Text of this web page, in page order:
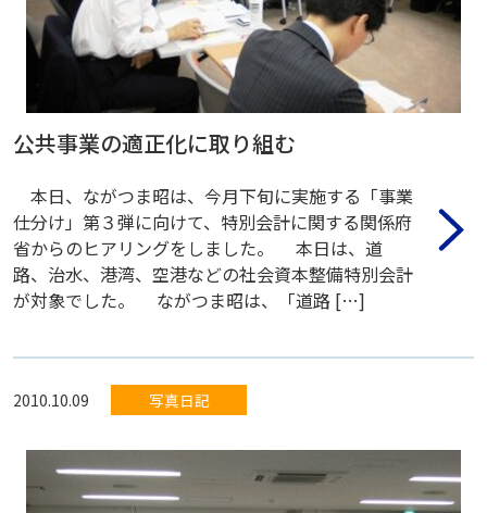
公共事業の適正化に取り組む
本日、ながつま昭は、今月下旬に実施する「事業
仕分け」第３弾に向けて、特別会計に関する関係府
省からのヒアリングをしました。 本日は、道
路、治水、港湾、空港などの社会資本整備特別会計
が対象でした。 ながつま昭は、「道路 […]
2010.10.09 写真日記